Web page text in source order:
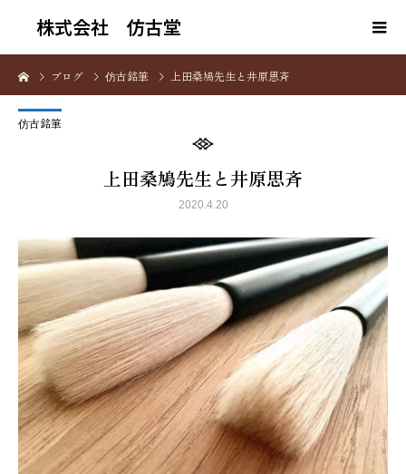
株式会社 仿古堂
ブログ 仿古銘筆 上田桑鳩先生と井原思斉
仿古銘筆
上田桑鳩先生と井原思斉
2020.4.20